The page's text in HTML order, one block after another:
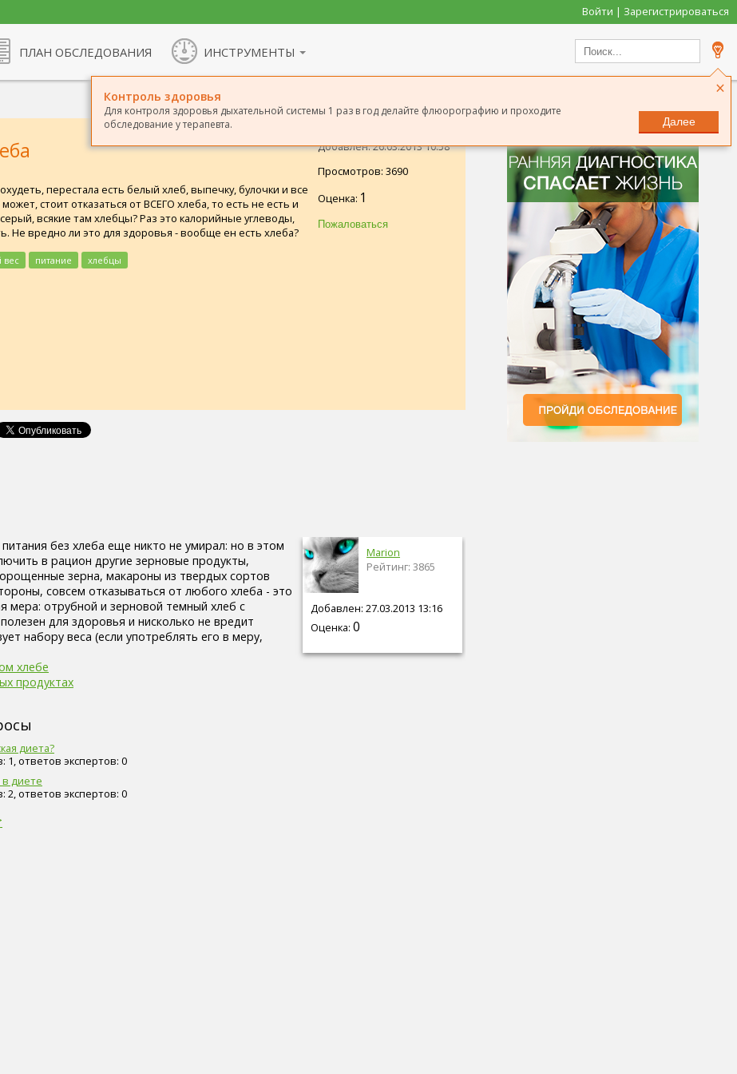
Войти | Зарегистрироваться
ПЛАН ОБСЛЕДОВАНИЯ ИНСТРУМЕНТЫ
×
Контроль здоровья
Для контроля здоровья дыхательной системы 1 раз в год делайте флюорографию и проходите
обследование у терапевта.
Далее
Добавлен: 26.03.2013 10:58
Просмотров: 3690
Оценка: 1
перестала есть белый хлеб, выпечку, булочки и все
стоит отказаться от ВСЕГО хлеба, то есть не есть и
всякие там хлебцы? Раз это калорийные углеводы,
Не вредно ли это для здоровья - вообще ен есть хлеба?
вес питание хлебцы
Marion
Рейтинг: 3865
Добавлен: 27.03.2013 13:16
Оценка: 0
без хлеба еще никто не умирал: но в этом
в рацион другие зерновые продукты,
зерна, макароны из твердых сортов
совсем отказываться от любого хлеба - это
мера: отрубной и зерновой темный хлеб с
для здоровья и нисколько не вредит
набору веса (если употреблять его в меру,
хлебе
продуктах
диета?
1, ответов экспертов: 0
диете
2, ответов экспертов: 0